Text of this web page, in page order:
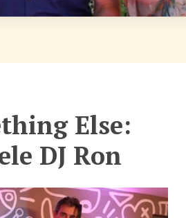
Else:
DJ Ron